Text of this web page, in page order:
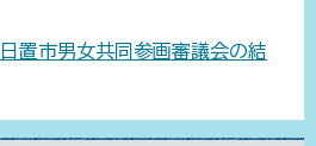
置市男女共同参画審議会の結